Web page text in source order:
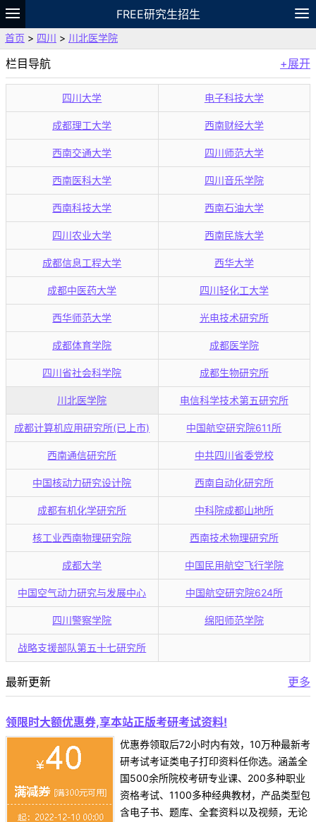
FREE研究生招生
题库
故事 专题
VIP
首页 > 四川 > 川北医学院
栏目导航 +展开
四川大学 电子科技大学
成都理工大学 西南财经大学
西南交通大学 四川师范大学
西南医科大学 四川音乐学院
西南科技大学 西南石油大学
四川农业大学 西南民族大学
成都信息工程大学 西华大学
成都中医药大学 四川轻化工大学
西华师范大学 光电技术研究所
成都体育学院 成都医学院
四川省社会科学院 成都生物研究所
川北医学院 电信科学技术第五研究所
成都计算机应用研究所(已上市) 中国航空研究院611所
西南通信研究所 中共四川省委党校
中国核动力研究设计院 西南自动化研究所
成都有机化学研究所 中科院成都山地所
核工业西南物理研究院 西南技术物理研究所
成都大学 中国民用航空飞行学院
中国空气动力研究与发展中心 中国航空研究院624所
四川警察学院 绵阳师范学院
战略支援部队第五十七研究所
最新更新 更多
领限时大额优惠券,享本站正版考研考试资料!
优惠券领取后72小时内有效，10万种最新考
研考试考证类电子打印资料任你选。涵盖全
国500余所院校考研专业课、200多种职业
资格考试、1100多种经典教材，产品类型包
含电子书、题库、全套资料以及视频，无论